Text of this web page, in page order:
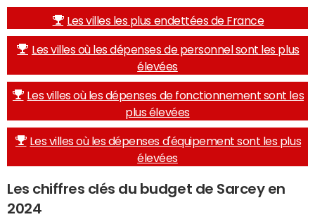
Les villes les plus endettées de France
Les villes où les dépenses de personnel sont les plus
élevées
Les villes où les dépenses de fonctionnement sont les
plus élevées
Les villes où les dépenses d'équipement sont les plus
élevées
Les chiffres clés du budget de Sarcey en
2024